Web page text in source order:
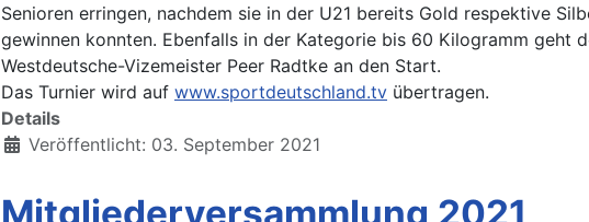
Senioren erringen, nachdem sie in der U21 bereits Gold respektive
gewinnen konnten. Ebenfalls in der Kategorie bis 60 Kilogramm geht
Westdeutsche-Vizemeister Peer Radtke an den Start.
Das Turnier wird auf www.sportdeutschland.tv übertragen.
Details
Veröffentlicht: 03. September 2021